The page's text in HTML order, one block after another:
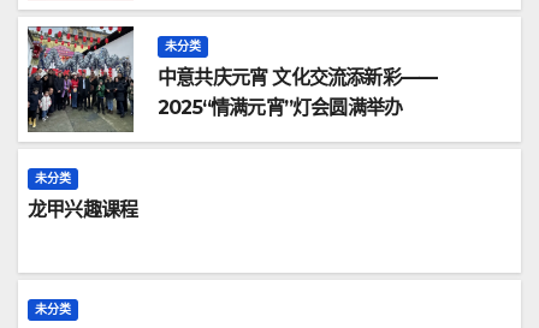
未分类
中意共庆元宵 文化交流添新彩——
2025“情满元宵”灯会圆满举办
未分类
龙甲兴趣课程
未分类